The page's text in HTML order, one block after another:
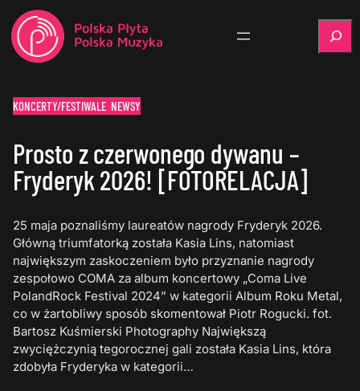
KONCERTY/FESTIWALE NEWSY
Prosto z czerwonego dywanu –
Fryderyk 2026! [FOTORELACJA]
25 maja poznaliśmy laureatów nagrody Fryderyk 2026.
Główną triumfatorką została Kasia Lins, natomiast
największym zaskoczeniem było przyznanie nagrody
zespołowo COMA za album koncertowy „Coma Live
PolandRock Festival 2024” w kategorii Album Roku Metal,
co w żartobliwy sposób skomentował Piotr Rogucki. fot.
Bartosz Kuśmierski Photography Największą
zwyciężczynią tegorocznej gali została Kasia Lins, która
zdobyła Fryderyka w kategorii…